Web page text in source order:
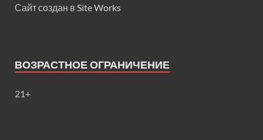
Сайт создан в Site Works
ВОЗРАСТНОЕ ОГРАНИЧЕНИЕ
21+